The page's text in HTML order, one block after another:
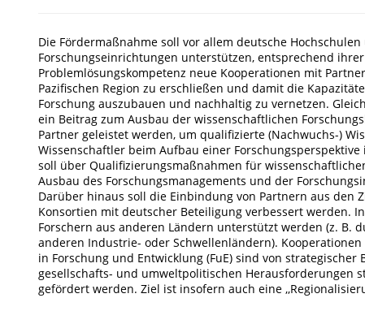
Die Fördermaßnahme soll vor allem deutsche
Forschungseinrichtungen unterstützen, entsprechend
Problemlösungskompetenz neue Kooperationen mit
Pazifischen Region zu erschließen und damit die
Forschung auszubauen und nachhaltig zu vernetzen.
ein Beitrag zum Ausbau der wissenschaftlichen
Partner geleistet werden, um qualifizierte (Nachwuchs-)
Wissenschaftler beim Aufbau einer
soll über Qualifizierungsmaßnahmen für
Ausbau des Forschungsmanagements und der
Darüber hinaus soll die Einbindung von Partnern aus den
Konsortien mit deutscher Beteiligung verbessert werden.
Forschern aus anderen Ländern unterstützt werden (z. B.
anderen Industrie- oder Schwellenländern).
in Forschung und Entwicklung (FuE) sind von strategischer
gesellschafts- und umweltpolitischen Herausforderungen
gefördert werden. Ziel ist insofern auch eine